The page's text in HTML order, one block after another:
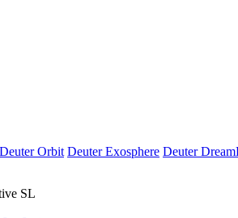
Deuter Orbit Deuter Exosphere Deuter
SL